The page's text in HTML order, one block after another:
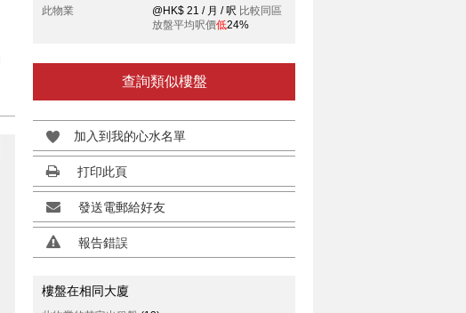
此物業
@HK$ 21 / 月 / 呎 比較同區
放盤平均呎價低24%
查詢類似樓盤
加入到我的心水名單
打印此頁
發送電郵給好友
報告錯誤
樓盤在相同大廈